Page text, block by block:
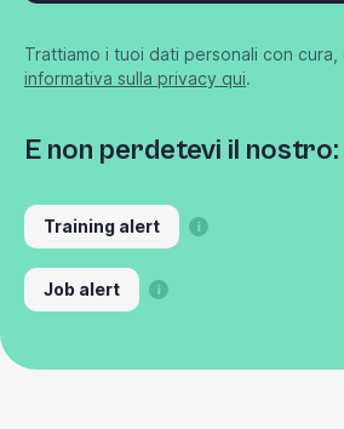
Trattiamo i tuoi dati personali con cura,
informativa sulla privacy qui.
E non perdetevi il nostro:
Training alert
Job alert